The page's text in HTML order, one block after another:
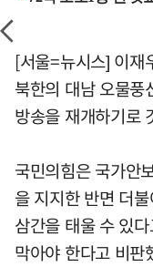
[서울=뉴시스] 이재
북한의 대남 오물풍
방송을 재개하기로
국민의힘은 국가안
을 지지한 반면 더
삼간을 태울 수 있
막아야 한다고 비판